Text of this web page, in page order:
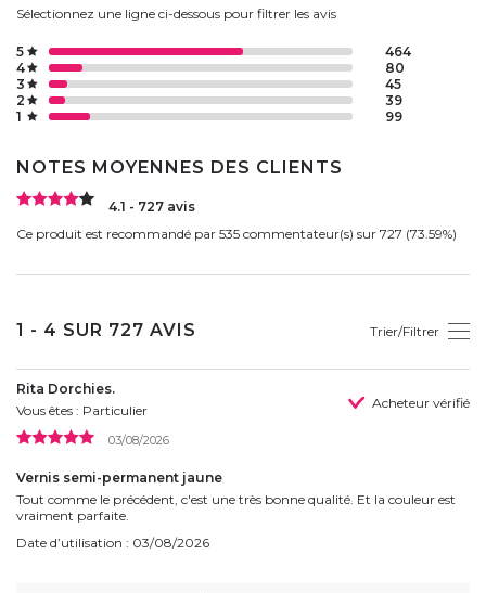
Sélectionnez une ligne ci-dessous pour filtrer les avis
1 99
2 39
3 45
4 80
5 464
NOTES MOYENNES DES CLIENTS
4.1 - 727 avis
Ce produit est recommandé par 535 commentateur(s) sur 727 (73.59%)
1 - 4 SUR 727 AVIS Trier/Filtrer
Rita Dorchies.
Vous êtes : Particulier
Acheteur vérifié
03/08/2026
Vernis semi-permanent jaune
Tout comme le précédent, c'est une très bonne qualité. Et la couleur est
vraiment parfaite.
Date d’utilisation : 03/08/2026